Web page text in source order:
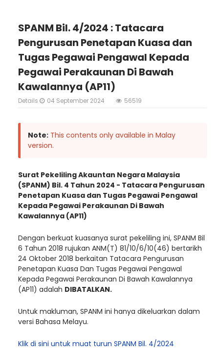
SPANM Bil. 4/2024 : Tatacara
Pengurusan Penetapan Kuasa dan
Tugas Pegawai Pengawal Kepada
Pegawai Perakaunan Di Bawah
Kawalannya (AP11)
Details 04 September 2024 56519
Note: This contents only available in Malay
version.
Surat Pekeliling Akauntan Negara Malaysia
(SPANM) Bil. 4 Tahun 2024 - Tatacara Pengurusan
Penetapan Kuasa dan Tugas Pegawai Pengawal
Kepada Pegawai Perakaunan Di Bawah
Kawalannya (AP11)
Dengan berkuat kuasanya surat pekeliling ini, SPANM Bil
6 Tahun 2018 rujukan ANM(T) 81/10/6/10(46) bertarikh
24 Oktober 2018 berkaitan Tatacara Pengurusan
Penetapan Kuasa Dan Tugas Pegawai Pengawal
Kepada Pegawai Perakaunan Di Bawah Kawalannya
(AP11) adalah DIBATALKAN.
Untuk makluman, SPANM ini hanya dikeluarkan dalam
versi Bahasa Melayu.
Klik di sini untuk muat turun SPANM Bil. 4/2024